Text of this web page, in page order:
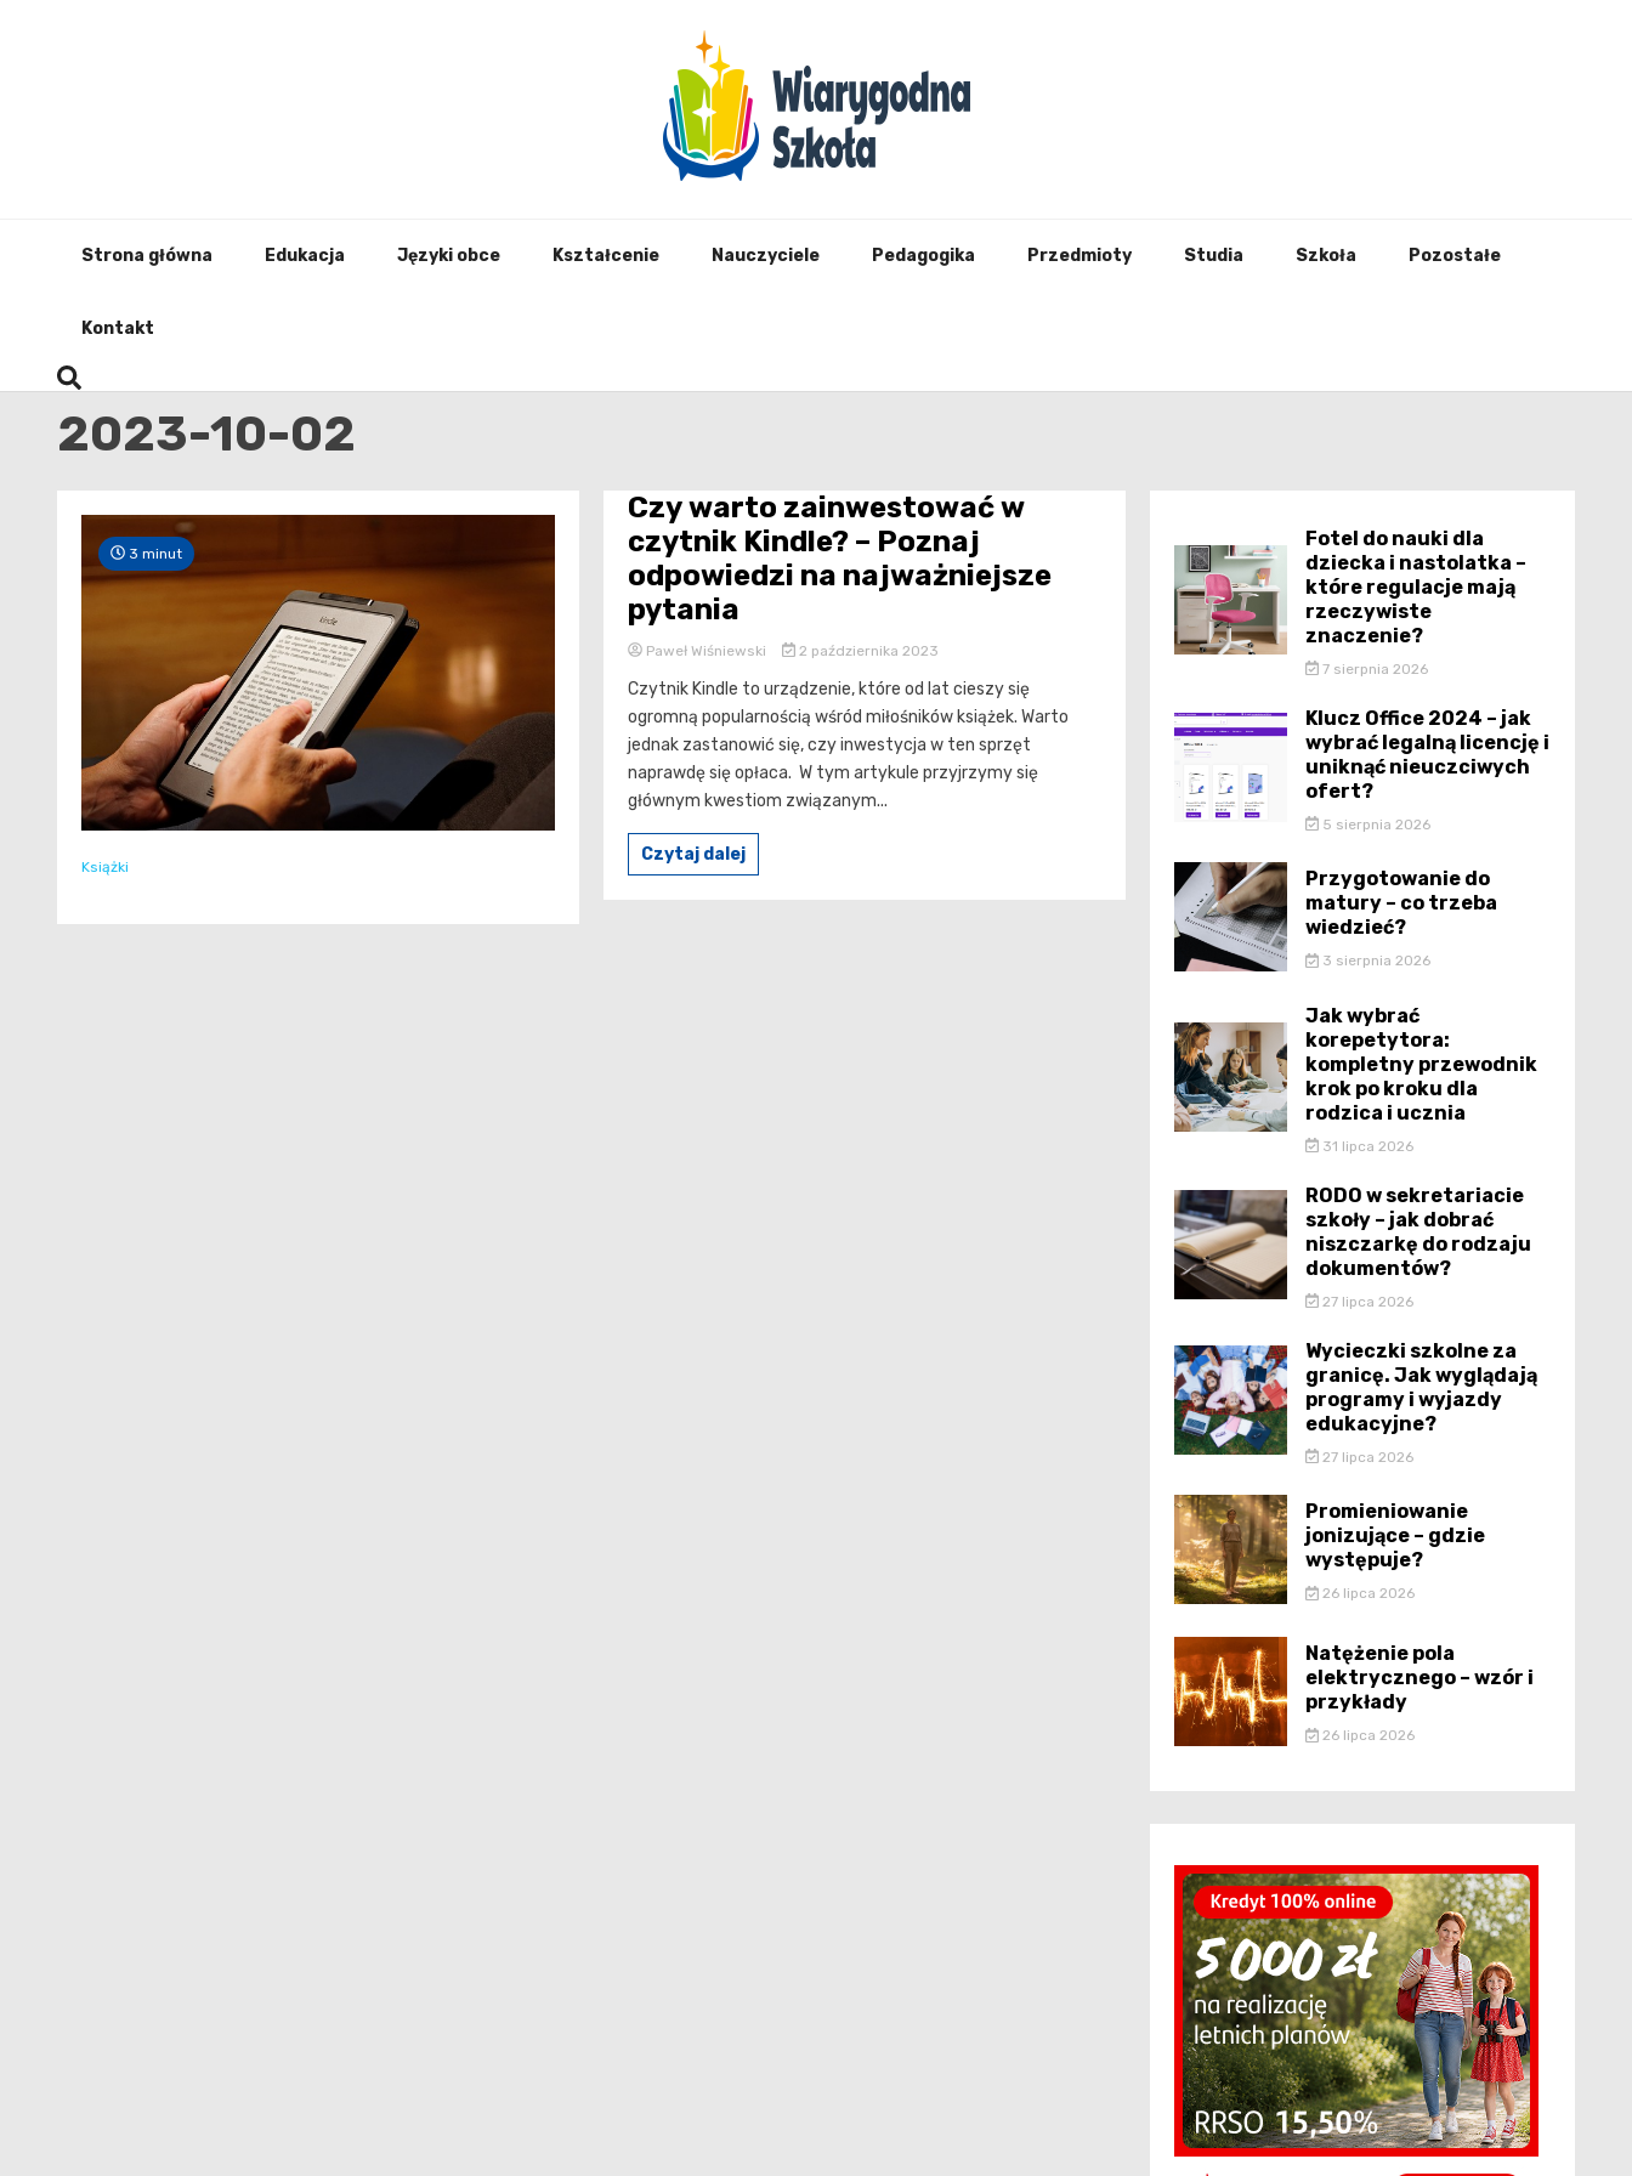
Strona główna Edukacja Języki obce Kształcenie Nauczyciele Pedagogika Przedmioty Studia Szkoła Pozostałe
Kontakt
2023-10-02
3 minut
Książki
Czy warto zainwestować w
czytnik Kindle? – Poznaj
odpowiedzi na najważniejsze
pytania
Paweł Wiśniewski 2 października 2023
Czytnik Kindle to urządzenie, które od lat cieszy się
ogromną popularnością wśród miłośników książek. Warto
jednak zastanowić się, czy inwestycja w ten sprzęt
naprawdę się opłaca. W tym artykule przyjrzymy się
głównym kwestiom związanym...
Czytaj dalej
Fotel do nauki dla
dziecka i nastolatka –
które regulacje mają
rzeczywiste
znaczenie?
7 sierpnia 2026
Klucz Office 2024 – jak
wybrać legalną licencję i
uniknąć nieuczciwych
ofert?
5 sierpnia 2026
Przygotowanie do
matury – co trzeba
wiedzieć?
3 sierpnia 2026
Jak wybrać
korepetytora:
kompletny przewodnik
krok po kroku dla
rodzica i ucznia
31 lipca 2026
RODO w sekretariacie
szkoły – jak dobrać
niszczarkę do rodzaju
dokumentów?
27 lipca 2026
Wycieczki szkolne za
granicę. Jak wyglądają
programy i wyjazdy
edukacyjne?
27 lipca 2026
Promieniowanie
jonizujące – gdzie
występuje?
26 lipca 2026
Natężenie pola
elektrycznego – wzór i
przykłady
26 lipca 2026